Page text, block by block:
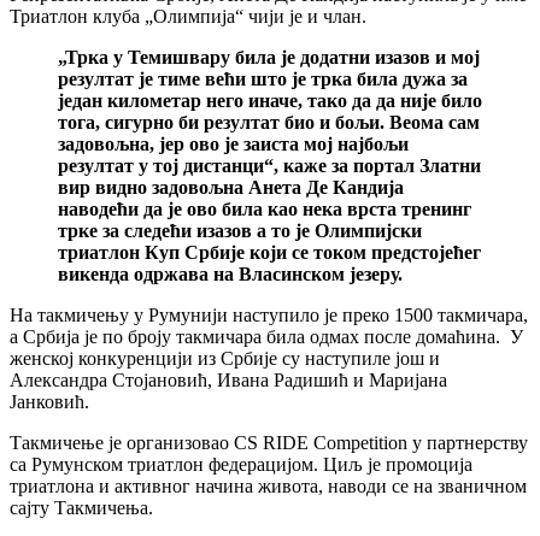
Триатлон клуба „Олимпиjа“ чији је и члан.
„Трка у Темишвару била је додатни изазов и мој
резултат је тиме већи што је трка била дужа за
један километар него иначе, тако да да није било
тога, сигурно би резултат био и бољи. Веома сам
задовољна, јер ово је заиста мој најбољи
резултат у тој дистанци“, каже за портал Златни
вир видно задовољна Анета Де Кандија
наводећи да је ово била као нека врста тренинг
трке за следећи изазов а то је Олимпијски
триатлон Куп Србије који се током предстојећег
викенда одржава на Власинском језеру.
На такмичењу у Румунији наступило је преко 1500 такмичара,
а Србија је по броју такмичара била одмах после домаћина. У
женској конкуренцији из Србије су наступиле још и
Александра Стојановић, Ивана Радишић и Маријана
Јанковић.
Такмичење је организовао CS RIDE Competition у партнерству
са Румунском триатлон федерацијом. Циљ је промоција
триатлона и активног начина живота, наводи се на званичном
сајту Такмичења.